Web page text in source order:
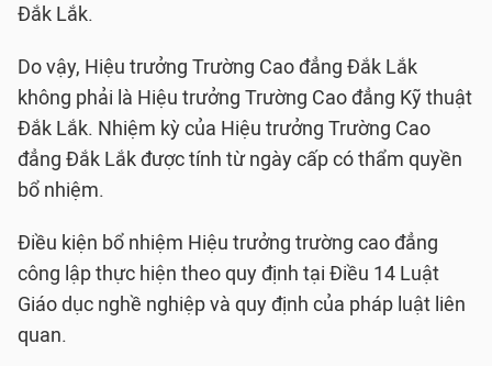
Đắk Lắk.
Do vậy, Hiệu trưởng Trường Cao đẳng Đắk Lắk
không phải là Hiệu trưởng Trường Cao đẳng Kỹ thuật
Đắk Lắk. Nhiệm kỳ của Hiệu trưởng Trường Cao
đẳng Đắk Lắk được tính từ ngày cấp có thẩm quyền
bổ nhiệm.
Điều kiện bổ nhiệm Hiệu trưởng trường cao đẳng
công lập thực hiện theo quy định tại Điều 14 Luật
Giáo dục nghề nghiệp và quy định của pháp luật liên
quan.